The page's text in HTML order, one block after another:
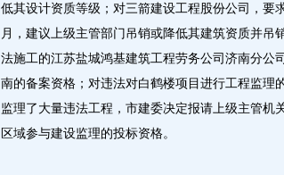
低其设计资质等级；对三箭建设工程股份公司，要
月，建议上级主管部门吊销或降低其建筑资质并吊
法施工的江苏盐城鸿基建筑工程劳务公司济南分公
南的备案资格；对违法对白鹤楼项目进行工程监理
监理了大量违法工程，市建委决定报请上级主管机
区域参与建设监理的投标资格。